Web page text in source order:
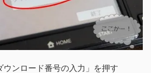
ウンロード番号の入力」を押す